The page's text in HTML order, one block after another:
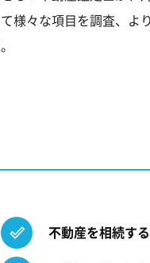
様々な項目を調査、よ
不動産を相続す